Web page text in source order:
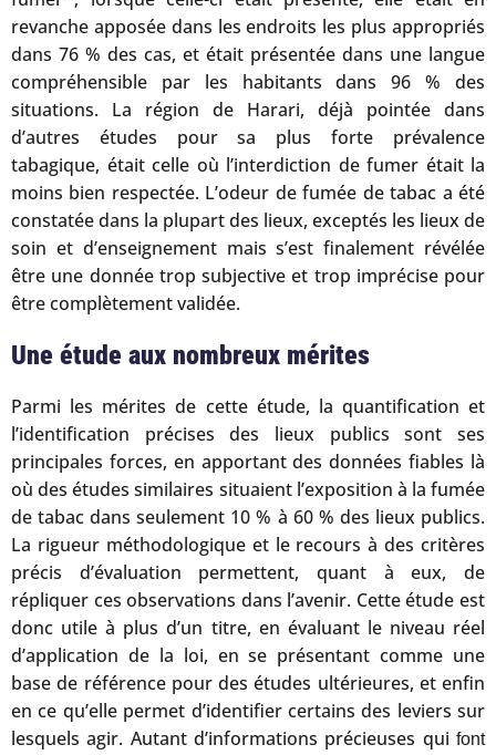
revanche apposée dans les endroits les plus appropriés
dans 76 % des cas, et était présentée dans une langue
compréhensible par les habitants dans 96 % des
situations. La région de Harari, déjà pointée dans
d’autres études pour sa plus forte prévalence
tabagique, était celle où l’interdiction de fumer était la
moins bien respectée. L’odeur de fumée de tabac a été
constatée dans la plupart des lieux, exceptés les lieux de
soin et d’enseignement mais s’est finalement révélée
être une donnée trop subjective et trop imprécise pour
être complètement validée.
Une étude aux nombreux mérites
Parmi les mérites de cette étude, la quantification et
l’identification précises des lieux publics sont ses
principales forces, en apportant des données fiables là
où des études similaires situaient l’exposition à la fumée
de tabac dans seulement 10 % à 60 % des lieux publics.
La rigueur méthodologique et le recours à des critères
précis d’évaluation permettent, quant à eux, de
répliquer ces observations dans l’avenir. Cette étude est
donc utile à plus d’un titre, en évaluant le niveau réel
d’application de la loi, en se présentant comme une
base de référence pour des études ultérieures, et enfin
en ce qu’elle permet d’identifier certains des leviers sur
lesquels agir. Autant d’informations précieuses qui font